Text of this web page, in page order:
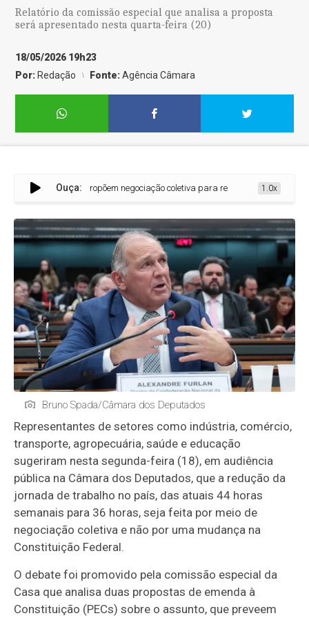
Relatório da comissão especial que analisa a proposta
será apresentado nesta quarta-feira (20)
18/05/2026 19h23
Por: Redação Fonte:Agência Câmara
Ouça:
Empregadores propõem negociação coletiva para reduzir jornada para 36
1.0x
Bruno Spada/Câmara dos Deputados
Representantes de setores como indústria, comércio,
transporte, agropecuária, saúde e educação
sugeriram nesta segunda-feira (18), em audiência
pública na Câmara dos Deputados, que a redução da
jornada de trabalho no país, das atuais 44 horas
semanais para 36 horas, seja feita por meio de
negociação coletiva e não por uma mudança na
Constituição Federal.
O debate foi promovido pela comissão especial da
Casa que analisa duas propostas de emenda à
Constituição (PECs) sobre o assunto, que preveem